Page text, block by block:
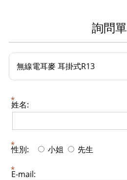
詢問單
無線電耳麥 耳掛式R13
姓名:
性別: 小姐 先生
E-mail: